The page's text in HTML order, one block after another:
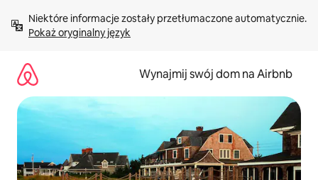
treści Pokaż oryginalny język
Wynajmij swój dom na Airbnb